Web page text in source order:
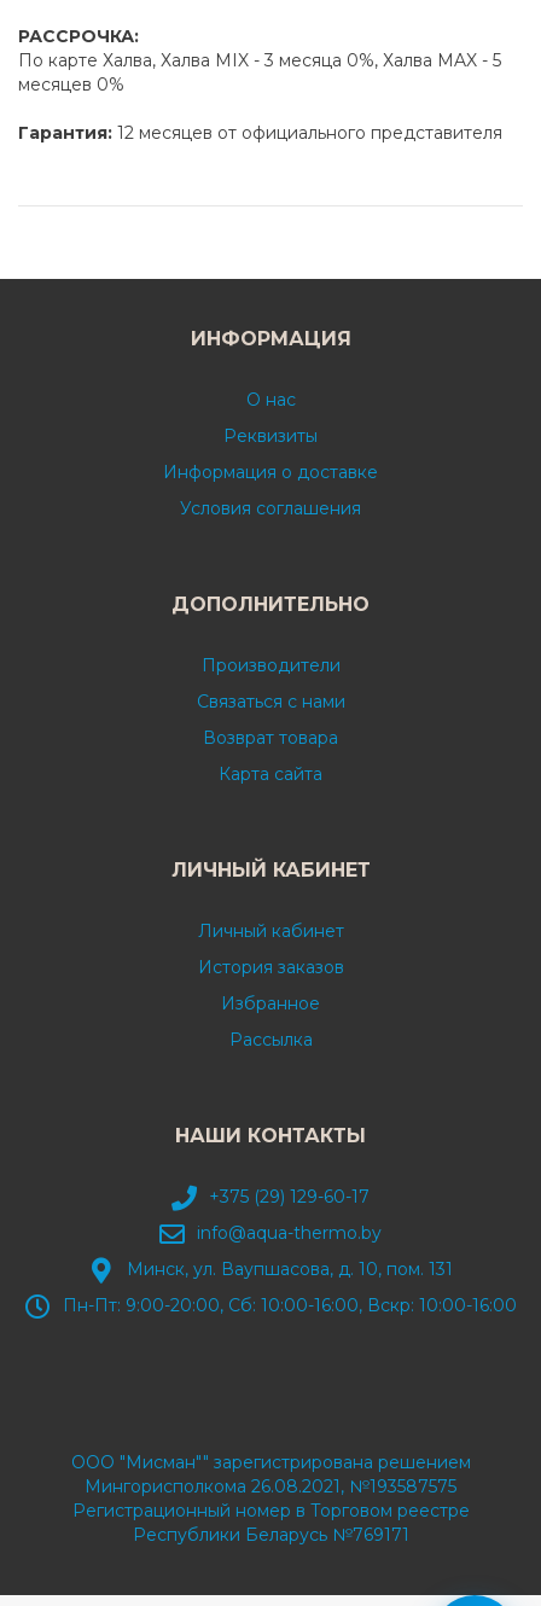
РАССРОЧКА:
По карте Халва, Халва MIX - 3 месяца 0%, Халва MAX - 5
месяцев 0%
Гарантия: 12 месяцев от официального представителя
ИНФОРМАЦИЯ
О нас
Реквизиты
Информация о доставке
Условия соглашения
ДОПОЛНИТЕЛЬНО
Производители
Связаться с нами
Возврат товара
Карта сайта
ЛИЧНЫЙ КАБИНЕТ
Личный кабинет
История заказов
Избранное
Рассылка
НАШИ КОНТАКТЫ
+375 (29) 129-60-17
info@aqua-thermo.by
Минск, ул. Ваупшасова, д. 10, пом. 131
Пн-Пт: 9:00-20:00, Сб: 10:00-16:00, Вскр: 10:00-16:00
ООО "Мисман"" зарегистрирована решением
Мингорисполкома 26.08.2021, №193587575
Регистрационный номер в Торговом реестре
Республики Беларусь №769171